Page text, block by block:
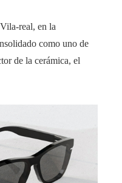
real, en la
como uno de
de la cerámica, el